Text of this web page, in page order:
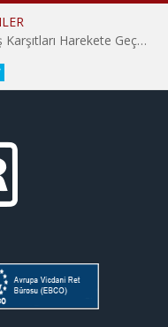
Hiroşima’nın 81. Yılında İtalyan Savaş Karşıtları Harekete Geçti: “Hatırlamak yeterli değil”
Twitter